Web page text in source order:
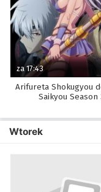
za 17:43
Arifureta Shokugyou
Saikyou Season
Wtorek